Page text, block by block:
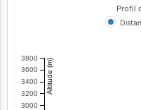
Profil
3000
3200
3400
3600
3800 Altitude (m)